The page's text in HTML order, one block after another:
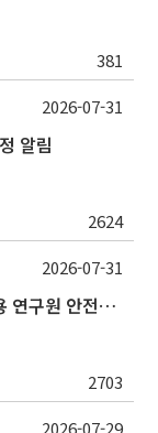
381
알림
2624
2026-07-31
2026년 2학기 대학원 신입생 및 신규 임용 연구원 안전환경교육(신규교육) 실시 안내
2703
2026-07-31
2026-07-29